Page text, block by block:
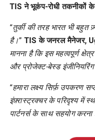
TIS ने भूकंप-रोधी तकनीकों
“तुर्की की तरह भारत भी बहुत
है।” TIS के जनरल मैनेजर,
मानना है कि इस महत्वपूर्ण
और प्रोजेक्ट-बेस्ड
“हमारा लक्ष्य सिर्फ़ उपकरण
इंफ़्रास्ट्रक्चर के परिदृश्य में
पार्टनर्स के साथ सहयोग